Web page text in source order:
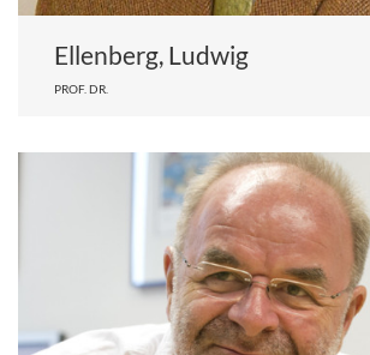
Ellenberg, Ludwig
PROF. DR.